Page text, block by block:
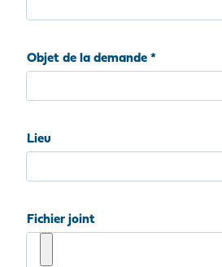
Objet de la demande
Lieu
Fichier joint